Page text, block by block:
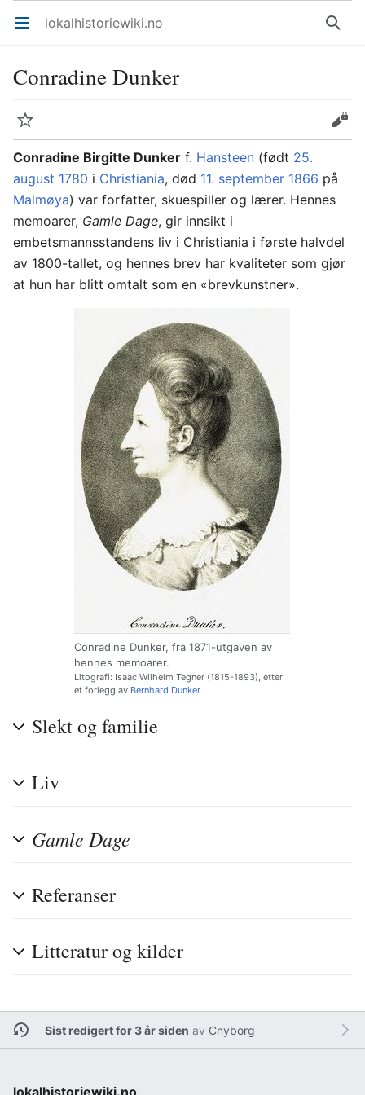
Åpne hovedmenyen lokalhistoriewiki.no Søk
Conradine Dunker
Overvåk
Rediger
Conradine Birgitte Dunker f. Hansteen (født 25.
august 1780 i Christiania, død 11. september 1866 på
Malmøya) var forfatter, skuespiller og lærer. Hennes
memoarer, Gamle Dage, gir innsikt i
embetsmannsstandens liv i Christiania i første halvdel
av 1800-tallet, og hennes brev har kvaliteter som gjør
at hun har blitt omtalt som en «brevkunstner».
Conradine Dunker, fra 1871-utgaven av
hennes memoarer.
Litografi: Isaac Wilhelm Tegner (1815-1893), etter
et forlegg av Bernhard Dunker
Slekt og familie
Liv
Gamle Dage
Referanser
Litteratur og kilder
Sist redigert for 3 år siden av Cnyborg